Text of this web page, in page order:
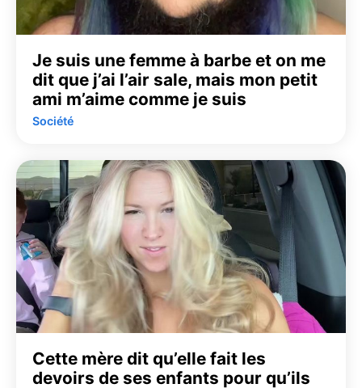
Je suis une femme à barbe et on me
dit que j’ai l’air sale, mais mon petit
ami m’aime comme je suis
Société
Cette mère dit qu’elle fait les
devoirs de ses enfants pour qu’ils